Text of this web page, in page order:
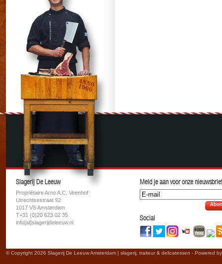
Slagerij De Leeuw
Propriétaire Arno A.C. Veenhof
Utrechtsestraat 92
1017 VS Amsterdam
T+31 (0)20 623 02 35
info[at]slagerijdeleeuw.nl
Meld je aan voor onze
Social
© Copyright 2026 Slagerij De Leeuw Amsterdam | slagerij, traiteur & delicatessen - Powered